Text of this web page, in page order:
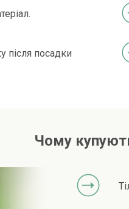
після посадки
Чому